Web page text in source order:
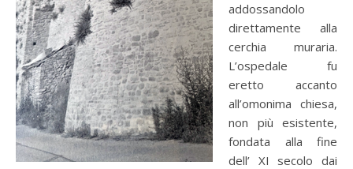
addossandolo
direttamente alla
cerchia muraria.
L’ospedale fu
eretto accanto
all’omonima chiesa,
non più esistente,
fondata alla fine
dell’ XI secolo dai